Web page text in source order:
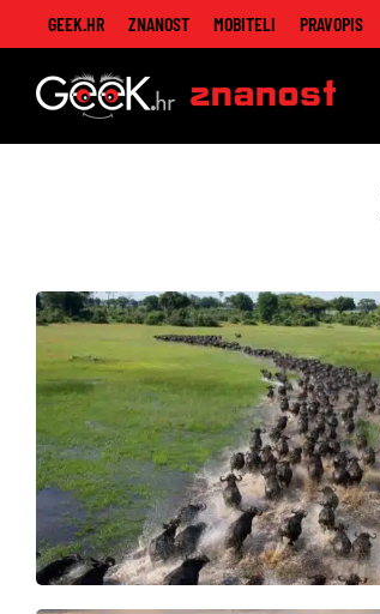
GEEK.HR ZNANOST MOBITELI PRAVOPIS
Znanost